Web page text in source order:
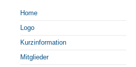
Home
Logo
Kurzinformation
Mitglieder